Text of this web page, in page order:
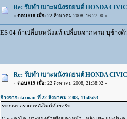
Re: รับทำ เบาะหนังรถยนต์ HONDA
« ตอบ #18 เมื่อ:22 สิงหาคม 2008, 16:27:00 »
ES 04 ถ้าเปลี่ยนหนังแท้ เปลี่ยนจากพรม บุข้าง
Re: รับทำ เบาะหนังรถยนต์ HONDA
« ตอบ #19 เมื่อ:22 สิงหาคม 2008, 21:38:02 »
อ้างจาก: taxman ที่ 22 สิงหาคม 2008, 11:45:53
รบกวนขอราคาหลังไมค์ด้วยครับ